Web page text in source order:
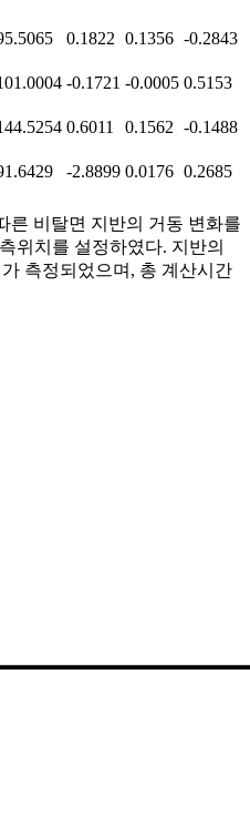
0.1822 0.1356 -0.2843
-0.1721 -0.0005 0.5153
0.6011 0.1562 -0.1488
-2.8899 0.0176 0.2685
른 비탈면 지반의 거동 변화를
위치를 설정하였다. 지반의
측정되었으며, 총 계산시간